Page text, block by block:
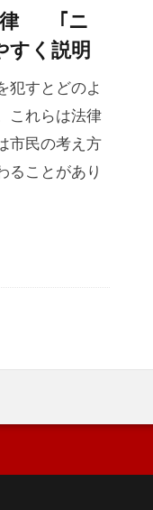
律 ｢ニ
すく説明
犯すとどのよ
これらは法律
市民の考え方
ることがあり